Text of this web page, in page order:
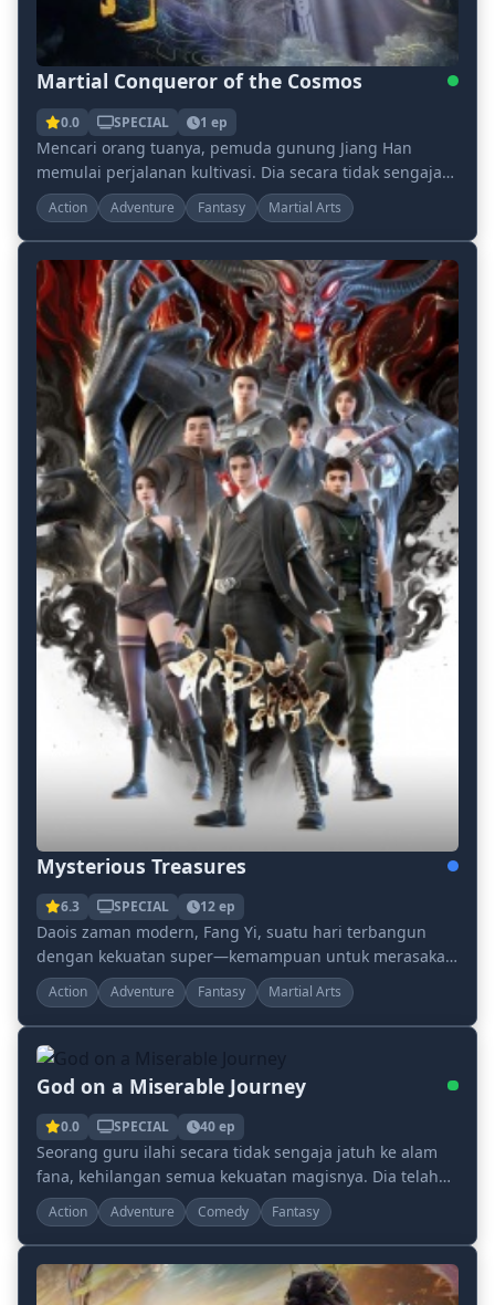
Martial Conqueror of the Cosmos
0.0 SPECIAL 1 ep
Mencari orang tuanya, pemuda gunung Jiang Han
memulai perjalanan kultivasi. Dia secara tidak sengaja
mengaktifkan Celestial Beast Cauldron, warisan ya...
Action Adventure Fantasy Martial Arts
Mysterious Treasures
6.3 SPECIAL 12 ep
Daois zaman modern, Fang Yi, suatu hari terbangun
dengan kekuatan super—kemampuan untuk merasakan
barang antik dan artefak! Dari sana, ia menjadi keaj...
Action Adventure Fantasy Martial Arts
God on a Miserable Journey
0.0 SPECIAL 40 ep
Seorang guru ilahi secara tidak sengaja jatuh ke alam
fana, kehilangan semua kekuatan magisnya. Dia telah
menghabiskan waktu ribuan tahun untuk mencob...
Action Adventure Comedy Fantasy